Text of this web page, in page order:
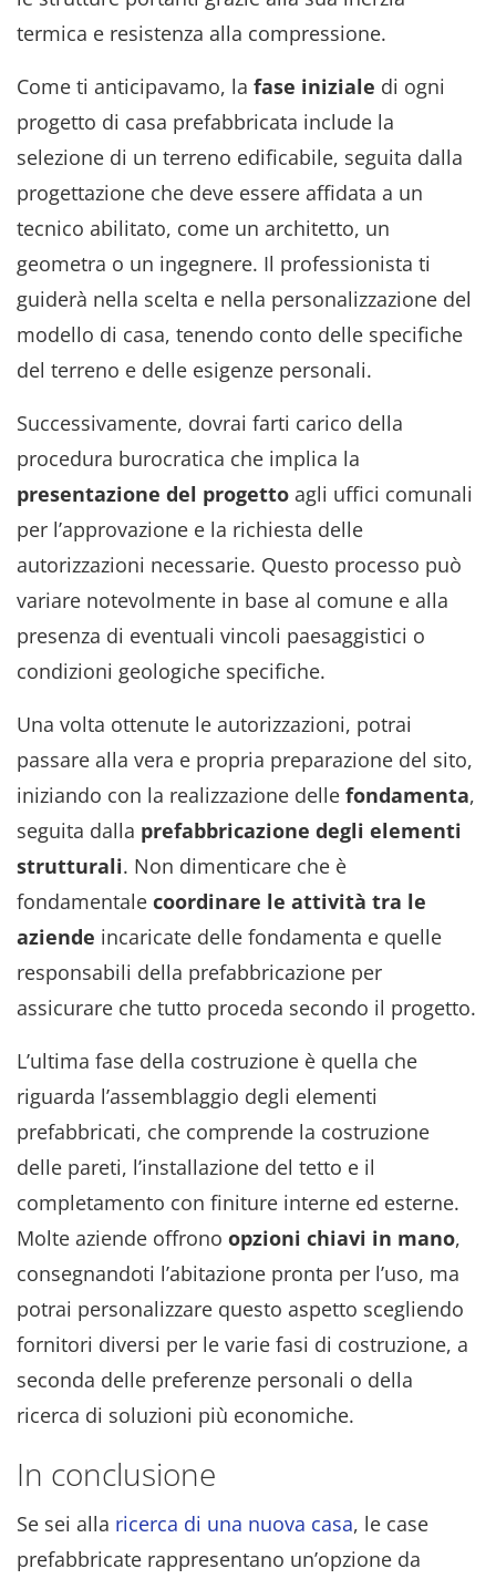
termica e resistenza alla compressione.
Come ti anticipavamo, la fase iniziale di ogni
progetto di casa prefabbricata include la
selezione di un terreno edificabile, seguita dalla
progettazione che deve essere affidata a un
tecnico abilitato, come un architetto, un
geometra o un ingegnere. Il professionista ti
guiderà nella scelta e nella personalizzazione del
modello di casa, tenendo conto delle specifiche
del terreno e delle esigenze personali.
Successivamente, dovrai farti carico della
procedura burocratica che implica la
presentazione del progetto agli uffici comunali
per l’approvazione e la richiesta delle
autorizzazioni necessarie. Questo processo può
variare notevolmente in base al comune e alla
presenza di eventuali vincoli paesaggistici o
condizioni geologiche specifiche.
Una volta ottenute le autorizzazioni, potrai
passare alla vera e propria preparazione del sito,
iniziando con la realizzazione delle fondamenta,
seguita dalla prefabbricazione degli elementi
strutturali. Non dimenticare che è
fondamentale coordinare le attività tra le
aziende incaricate delle fondamenta e quelle
responsabili della prefabbricazione per
assicurare che tutto proceda secondo il progetto.
L’ultima fase della costruzione è quella che
riguarda l’assemblaggio degli elementi
prefabbricati, che comprende la costruzione
delle pareti, l’installazione del tetto e il
completamento con finiture interne ed esterne.
Molte aziende offrono opzioni chiavi in mano,
consegnandoti l’abitazione pronta per l’uso, ma
potrai personalizzare questo aspetto scegliendo
fornitori diversi per le varie fasi di costruzione, a
seconda delle preferenze personali o della
ricerca di soluzioni più economiche.
In conclusione
Se sei alla ricerca di una nuova casa, le case
prefabbricate rappresentano un’opzione da